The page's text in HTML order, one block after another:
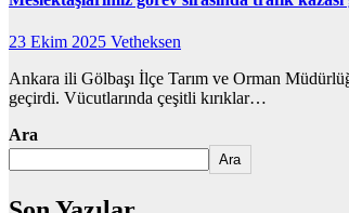
23 Ekim 2025 Vetheksen
Ankara ili Gölbaşı İlçe Tarım ve Orman
geçirdi. Vücutlarında çeşitli kırıklar…
Ara
Ara